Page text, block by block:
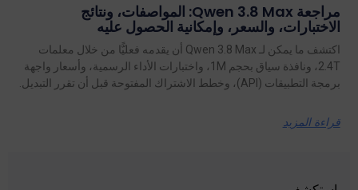
مراجعة Qwen 3.8 Max: المواصفات، ونتائج
الاختبارات، والسعر، وإمكانية الحصول عليه
اكتشف ما يمكن لـ Qwen 3.8 Max أن يقدمه فعليًّا من خلال معلمات
2.4T، ونافذة سياق بحجم 1M، واختبارات الأداء الرسمية، وأسعار واجهة
برمجة التطبيقات (API)، وخطط الاشتراك المفتوحة قبل أن تقرر التبديل.
قراءة المزيد